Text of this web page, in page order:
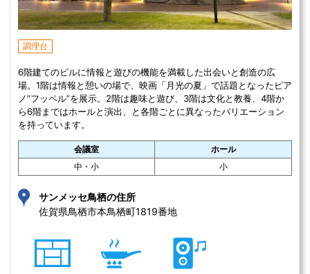
調理台
6階建てのビルに情報と遊びの機能を満載した出会いと創造の広
場。1階は情報と憩いの場で、映画「月光の夏」で話題となったピア
ノ“フッペル”を展示。2階は趣味と遊び、3階は文化と教養、4階か
ら6階まではホールと演出、と各階ごとに異なったバリエーション
を持っています。
会議室
ホール
中・小
小
サンメッセ鳥栖の住所
佐賀県鳥栖市本鳥栖町1819番地